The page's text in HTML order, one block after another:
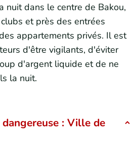
nuit dans le centre de Bakou,
et près des entrées
appartements privés. Il est
d'être vigilants, d'éviter
d'argent liquide et de ne
la nuit.
: Ville de